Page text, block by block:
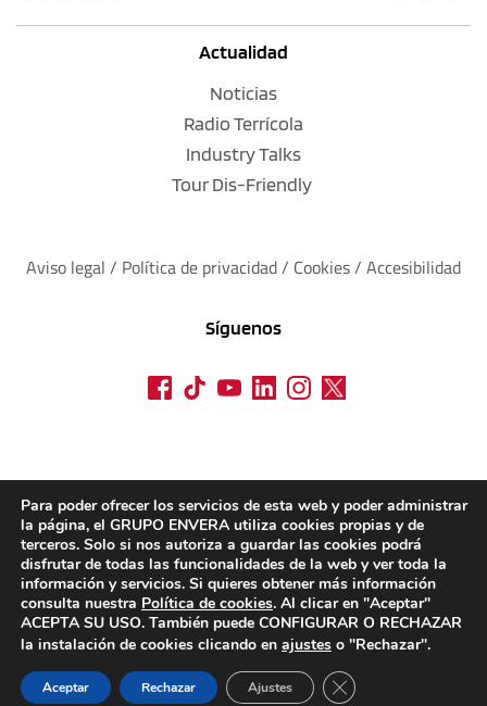
Actualidad
Noticias
Radio Terrícola
Industry Talks
Tour Dis-Friendly
Aviso legal / Política de privacidad / Cookies / Accesibilidad
Síguenos
Para poder ofrecer los servicios de esta web y poder administrar
la página, el GRUPO ENVERA utiliza cookies propias y de
terceros. Solo si nos autoriza a guardar las cookies podrá
disfrutar de todas las funcionalidades de la web y ver toda la
información y servicios. Si quieres obtener más información
consulta nuestra Política de cookies. Al clicar en "Aceptar"
ACEPTA SU USO. También puede CONFIGURAR O RECHAZAR
la instalación de cookies clicando en ajustes o "Rechazar".
Aceptar Rechazar Ajustes CERRAR EL